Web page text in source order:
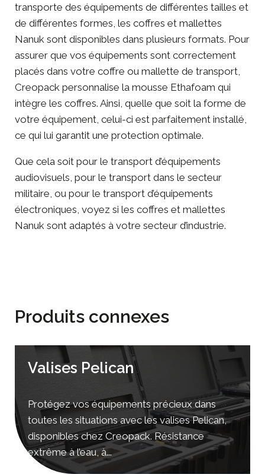
transporte des équipements de différentes tailles et
de différentes formes, les coffres et mallettes
Nanuk sont disponibles dans plusieurs formats. Pour
assurer que vos équipements sont correctement
placés dans votre coffre ou mallette de transport,
Creopack personnalise la mousse Ethafoam qui
intègre les coffres. Ainsi, quelle que soit la forme de
votre équipement, celui-ci est parfaitement installé,
ce qui lui garantit une protection optimale.
Que cela soit pour le transport d’équipements
audiovisuels, pour le transport dans le secteur
militaire, ou pour le transport d’équipements
électroniques, voyez si les coffres et mallettes
Nanuk sont adaptés à votre secteur d’industrie.
Produits connexes
Valises Pelican
Protégez vos équipements précieux dans
toutes les situations avec les valises Pelican,
disponibles chez Creopack. Résistance
extrême à l’eau, à...